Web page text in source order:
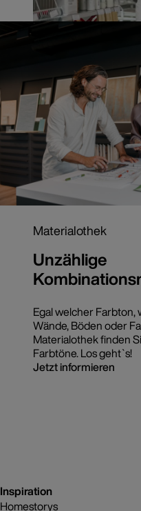
Materialothek
Unzählige
Egal welcher
Wände, Böden oder
Materialothek finden
Farbtöne. Los geht`s!
Jetzt informieren
Inspiration
Homestorys